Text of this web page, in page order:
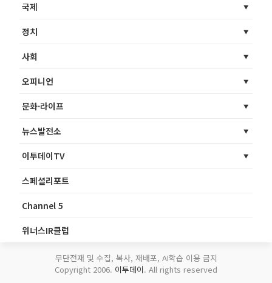
국제
정치
사회
오피니언
문화·라이프
뉴스발전소
이투데이TV
스페셜리포트
Channel 5
위너스IR클럽
무단전재 및 수집, 복사, 재배포, AI학습 이용 금지
Copyright 2006. 이투데이. All rights reserved